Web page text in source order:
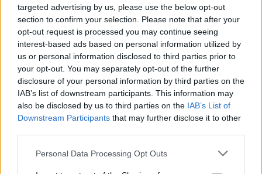
targeted advertising by us, please use the below opt-out
section to confirm your selection. Please note that after your
opt-out request is processed you may continue seeing
interest-based ads based on personal information utilized by
us or personal information disclosed to third parties prior to
your opt-out. You may separately opt-out of the further
disclosure of your personal information by third parties on the
IAB’s list of downstream participants. This information may
also be disclosed by us to third parties on the IAB’s List of
Downstream Participants that may further disclose it to other
Personal Data Processing Opt Outs